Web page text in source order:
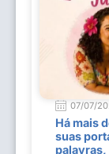
07/07/
Há mais
suas